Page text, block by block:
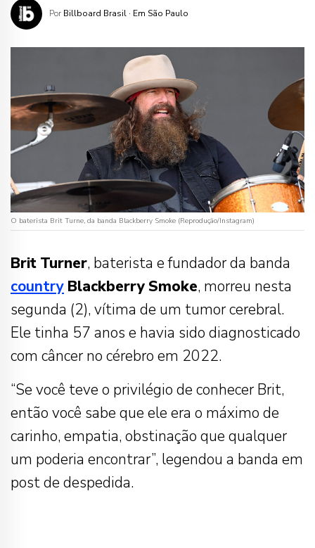
Por Billboard Brasil · Em São Paulo
O baterista Brit Turne, da banda Blackberry Smoke (Reprodução/Instagram)
Brit Turner, baterista e fundador da banda
country BlackberrySmoke, morreu nesta
segunda (2), vítima de um tumor cerebral.
Ele tinha 57 anos e havia sido diagnosticado
com câncer no cérebro em 2022.
“Se você teve o privilégio de conhecer Brit,
então você sabe que ele era o máximo de
carinho, empatia, obstinação que qualquer
um poderia encontrar”, legendou a banda em
post de despedida.